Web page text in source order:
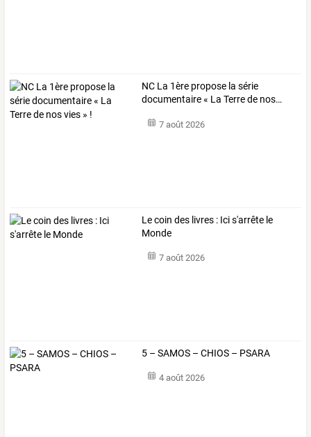
NC La 1ère propose la série
documentaire« La Terrede nos…
7 août 2026
Le coin des livres : Ici s'arrête le
Monde
7 août 2026
5 – SAMOS – CHIOS – PSARA
4 août 2026